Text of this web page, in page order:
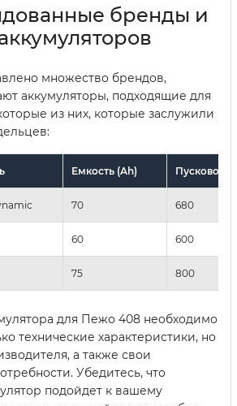
бренды и
множество брендов,
аккумуляторы, подходящие для
из них, которые заслужили
Емкость (Ah) Пусковой
70 680
60 600
75 800
для Пежо 408 необходимо
технические характеристики, но
а также свои
Убедитесь, что
подойдет к вашему